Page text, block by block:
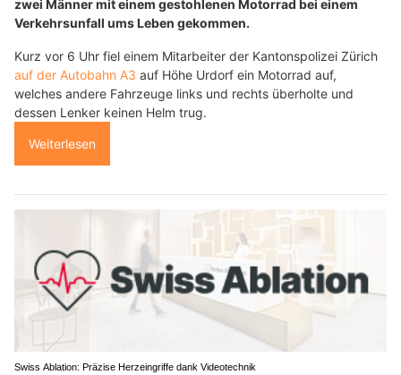
zwei Männer mit einem gestohlenen Motorrad bei einem
Verkehrsunfall ums Leben gekommen.
Kurz vor 6 Uhr fiel einem Mitarbeiter der Kantonspolizei Zürich
auf der Autobahn A3 auf Höhe Urdorf ein Motorrad auf,
welches andere Fahrzeuge links und rechts überholte und
dessen Lenker keinen Helm trug.
Weiterlesen
Swiss Ablation: Präzise Herzeingriffe dank Videotechnik